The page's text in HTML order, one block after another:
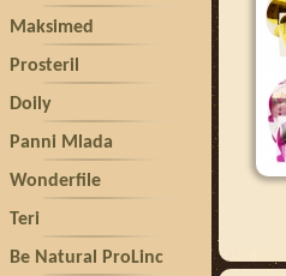
Maksimed
Prosteril
Doily
Panni Mlada
Wonderfile
Teri
Be Natural ProLinc